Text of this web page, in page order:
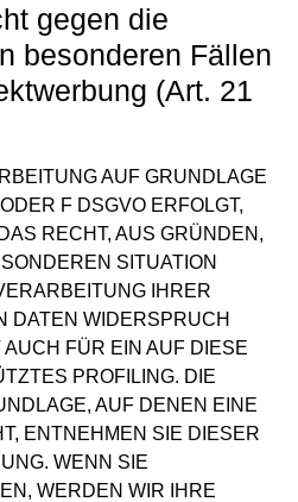
gegen die
besonderen Fällen
(Art. 21
AUF GRUNDLAGE
F DSGVO ERFOLGT,
RECHT, AUS GRÜNDEN,
SITUATION
IHRER
DATEN WIDERSPRUCH
FÜR EIN AUF DIESE
PROFILING. DIE
AUF DENEN EINE
ENTNEHMEN SIE DIESER
WENN SIE
WERDEN WIR IHRE